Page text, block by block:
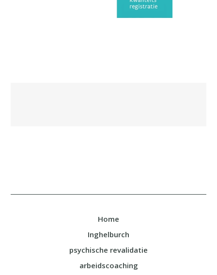
Home
Inghelburch
psychische revalidatie
arbeidscoaching